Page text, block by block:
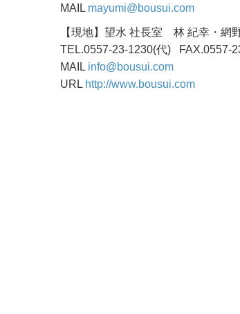
MAIL mayumi@bousui.com
【現地】望水 社長室 林 紀幸・網
TEL.0557-23-1230(代) FAX.0557-
MAIL info@bousui.com
URL http://www.bousui.com